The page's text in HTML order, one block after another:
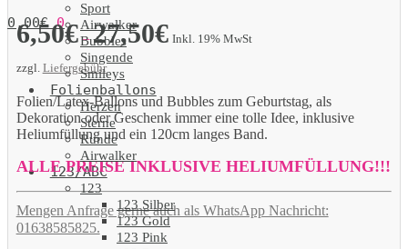
0,00€ 0
Sport
Airwalker
Bubbles
Singende
Smileys
Folienballons
Herzen
Sterne
Runde
Airwalker
123/ABC
123
123 Silber
123 Gold
123 Pink
6,50€–27,50€ Inkl. 19% MwSt
zzgl. Liefergebühr
Folien/Latex-Ballons und Bubbles zum Geburtstag, als
Dekoration oder Geschenk immer eine tolle Idee, inklusive
Heliumfüllung und ein 120cm langes Band.
ALLE PREISE INKLUSIVE HELIUMFÜLLUNG!!!
Mengen Anfrage gerne auch als WhatsApp Nachricht:
01638585825.